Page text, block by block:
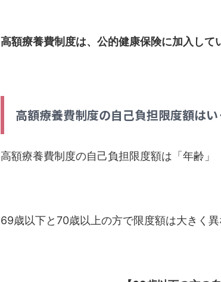
高額療養費制度は、公的健康保険に加入して
高額療養費制度の自己負担限度額はい
高額療養費制度の自己負担限度額は「年齢」
69歳以下と70歳以上の方で限度額は大きく